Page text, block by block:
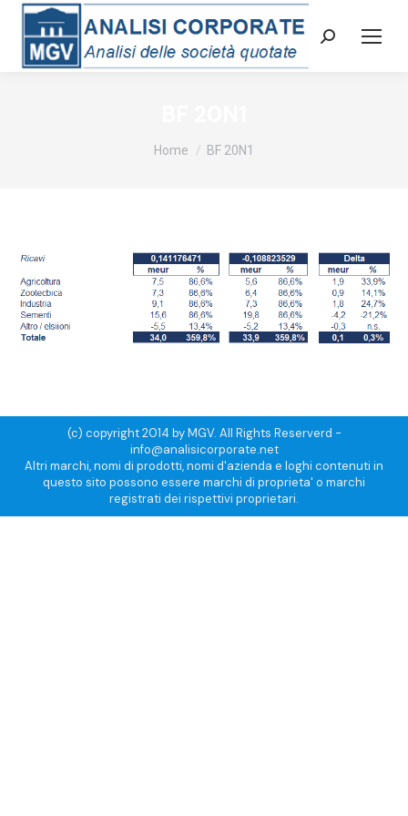
Cerca:
Tu sei qui:
Home BF 20N1
(c) copyright 2014 by MGV. All Rights Reserverd -
info@analisicorporate.net
Altri marchi, nomi di prodotti, nomi d'azienda e loghi contenuti in
questo sito possono essere marchi di proprieta' o marchi
registrati dei rispettivi proprietari.